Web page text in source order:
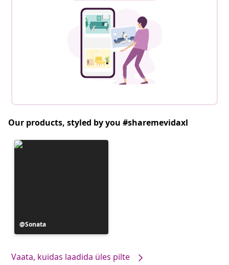
Our products, styled by you #sharemevidaxl
Postitus
avaldatud
Sonata
Vaata, kuidas laadida üles pilte